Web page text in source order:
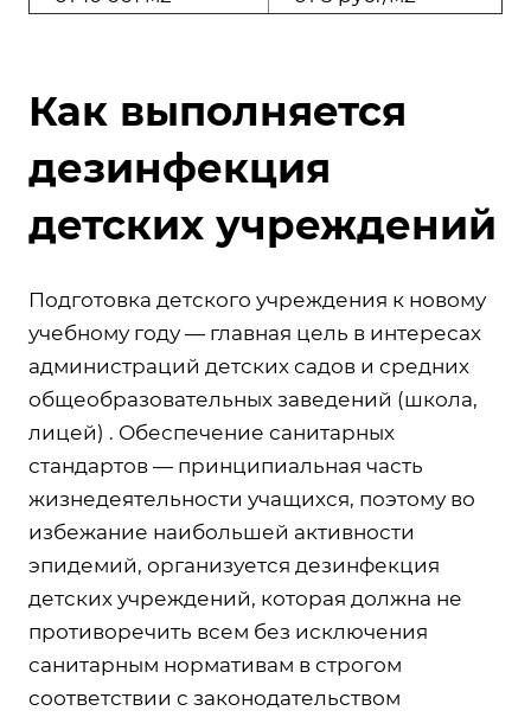
Как выполняется
дезинфекция
детских учреждений
Подготовка детского учреждения к новому
учебному году — главная цель в интересах
администраций детских садов и средних
общеобразовательных заведений (школа,
лицей) . Обеспечение санитарных
стандартов — принципиальная часть
жизнедеятельности учащихся, поэтому во
избежание наибольшей активности
эпидемий, организуется дезинфекция
детских учреждений, которая должна не
противоречить всем без исключения
санитарным нормативам в строгом
соответствии с законодательством